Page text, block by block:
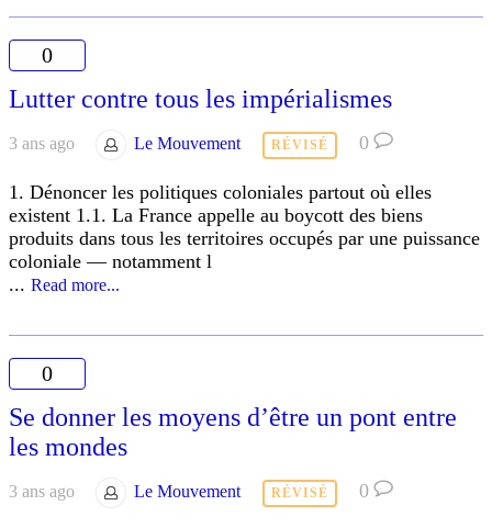
0
Lutter contre tous les impérialismes
3 ans ago Le Mouvement RÉVISÉ 0
1. Dénoncer les politiques coloniales partout où elles
existent 1.1. La France appelle au boycott des biens
produits dans tous les territoires occupés par une puissance
coloniale — notamment l
... Read more...
0
Se donner les moyens d’être un pont entre
les mondes
3 ans ago Le Mouvement RÉVISÉ 0